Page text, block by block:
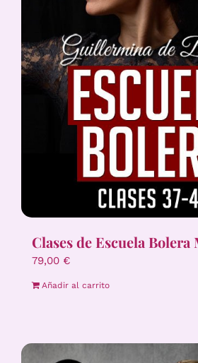
Clases de Escuela Bolera
79,00 €
Añadir al carrito